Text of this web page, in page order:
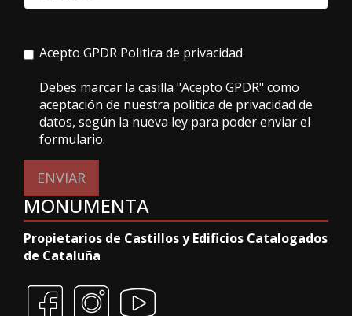
Acepto GPDR Politica de privacidad
Debes marcar la casilla "Acepto GPDR" como
aceptación de nuestra politica de privacidad de
datos, según la nueva ley para poder enviar el
formulario.
ENVIAR
MONUMENTA
Propietarios de Castillos y Edificios Catalogados
de Cataluña